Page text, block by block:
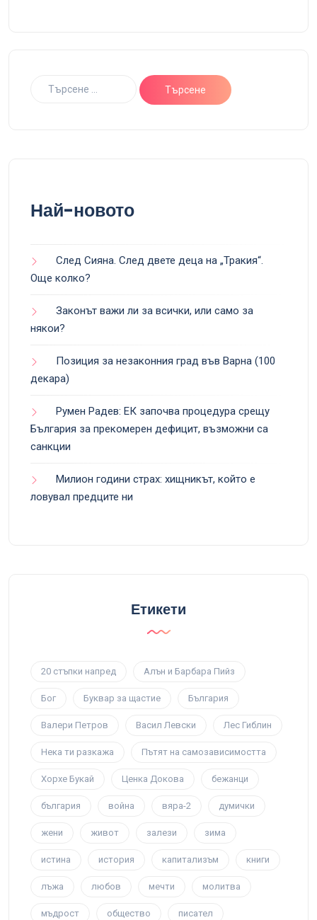
Най-новото
След Сияна. След двете деца на „Тракия“.
Още колко?
Законът важи ли за всички, или само за
някои?
Позиция за незаконния град във Варна (100
декара)
Румен Радев: ЕК започва процедура срещу
България за прекомерен дефицит, възможни са
санкции
Милион години страх: хищникът, който е
ловувал предците ни
Етикети
20 стъпки напред Алън и Барбара Пийз
Бог Буквар за щастие България
Валери Петров Васил Левски Лес Гиблин
Нека ти разкажа Пътят на самозависимостта
Хорхе Букай Ценка Докова бежанци
българия война вяра-2 думички
жени живот залези зима
истина история капитализъм книги
лъжа любов мечти молитва
мъдрост общество писател